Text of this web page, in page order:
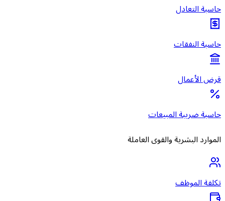
حاسبة التعادل
حاسبة النفقات
قرض الأعمال
حاسبة ضريبة المبيعات
الموارد البشرية والقوى العاملة
تكلفة الموظف